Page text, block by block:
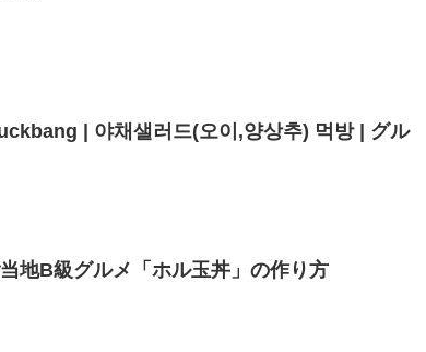
| 야채샐러드(오이,양상추) 먹방 | グル
地B級グルメ「ホル玉丼」の作り方